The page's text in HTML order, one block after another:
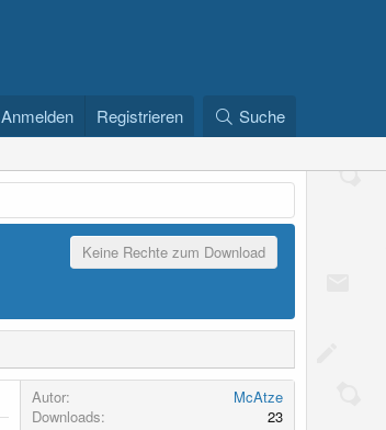
Anmelden Registrieren Suche
Keine Rechte zum Download
Autor
McAtze
Downloads
23